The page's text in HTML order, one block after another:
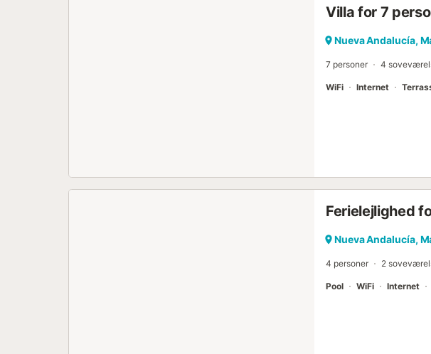
Villa for 7
Nueva Andalucía,
7 personer 4
WiFi Internet
Ferielejlighed
Nueva Andalucía,
4 personer 2
Pool WiFi Internet